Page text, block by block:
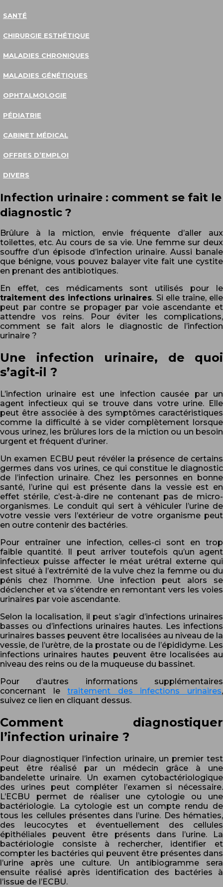
SANTÉ
CHIRURGIE ESTHÉTIQUE
MALADIES CHRONIQUES
MALADIES GÉNÉTIQUES
OPHTALMOLOGIE
PÉDIATRIE
CABINET MÉDICAL
OFFRES D’EMPLOI
DIVERS
Infection urinaire : comment se fait le
diagnostic ?
Brûlure à la miction, envie fréquente d’aller aux
toilettes, etc. Au cours de sa vie. Une femme sur deux
souffre d’un épisode d’infection urinaire. Aussi banale
que bénigne, vous pouvez balayer vite fait une cystite
en prenant des antibiotiques.
En effet, ces médicaments sont utilisés pour le
traitement des infections urinaires. Si elle traîne, elle
peut par contre se propager par voie ascendante et
attendre vos reins. Pour éviter les complications,
comment se fait alors le diagnostic de l’infection
urinaire ?
Une infection urinaire, de quoi
s’agit-il ?
L’infection urinaire est une infection causée par un
agent infectieux qui se trouve dans votre urine. Elle
peut être associée à des symptômes caractéristiques
comme la difficulté à se vider complètement lorsque
vous urinez, les brûlures lors de la miction ou un besoin
urgent et fréquent d’uriner.
Un examen ECBU peut révéler la présence de certains
germes dans vos urines, ce qui constitue le diagnostic
de l’infection urinaire. Chez les personnes en bonne
santé, l’urine qui est présente dans la vessie est en
effet stérile, c’est-à-dire ne contenant pas de micro-
organismes. Le conduit qui sert à véhiculer l’urine de
votre vessie vers l’extérieur de votre organisme peut
en outre contenir des bactéries.
Pour entraîner une infection, celles-ci sont en trop
faible quantité. Il peut arriver toutefois qu’un agent
infectieux puisse affecter le méat urétral externe qui
est situé à l’extrémité de la vulve chez la femme ou du
pénis chez l’homme. Une infection peut alors se
déclencher et va s’étendre en remontant vers les voies
urinaires par voie ascendante.
Selon la localisation, il peut s’agir d’infections urinaires
basses ou d’infections urinaires hautes. Les infections
urinaires basses peuvent être localisées au niveau de la
vessie, de l’urètre, de la prostate ou de l’épididyme. Les
infections urinaires hautes peuvent être localisées au
niveau des reins ou de la muqueuse du bassinet.
Pour d’autres informations supplémentaires
concernant letraitement des infections urinaires,
suivez ce lien en cliquant dessus.
Comment diagnostiquer
l’infection urinaire ?
Pour diagnostiquer l’infection urinaire, un premier test
peut être réalisé par un médecin grâce à une
bandelette urinaire. Un examen cytobactériologique
des urines peut compléter l’examen si nécessaire.
L’ECBU permet de réaliser une cytologie ou une
bactériologie. La cytologie est un compte rendu de
tous les cellules présentes dans l’urine. Des hématies,
des leucocytes et éventuellement des cellules
épithéliales peuvent être présents dans l’urine. La
bactériologie consiste à rechercher, identifier et
compter les bactéries qui peuvent être présentes dans
l’urine après une culture. Un antibiogramme sera
ensuite réalisé après identification des bactéries à
l’issue de l’ECBU.